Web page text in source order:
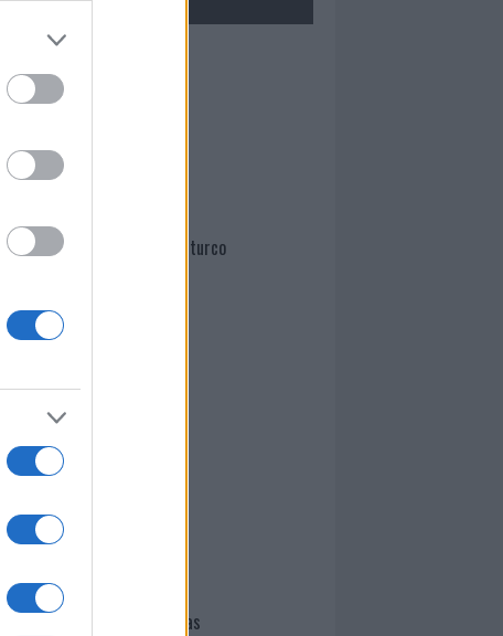
Paolo Pinna
Martina Agostina Diturco
I nostri cari
I nostri cari
Giovannimaria Cabras